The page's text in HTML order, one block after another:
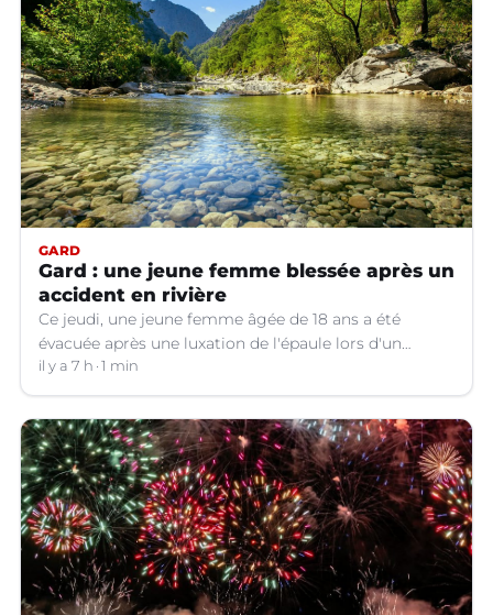
GARD
Gard : une jeune femme blessée après un
accident en rivière
Ce jeudi, une jeune femme âgée de 18 ans a été
évacuée après une luxation de l'épaule lors d'un
plongeon dans une rivière à Saint-André-de-
Valborgne (Gard).
il y a 7 h 1 min